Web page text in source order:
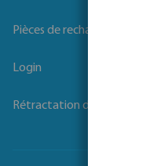
Pièces de rechange
Login
Rétractation du contrat